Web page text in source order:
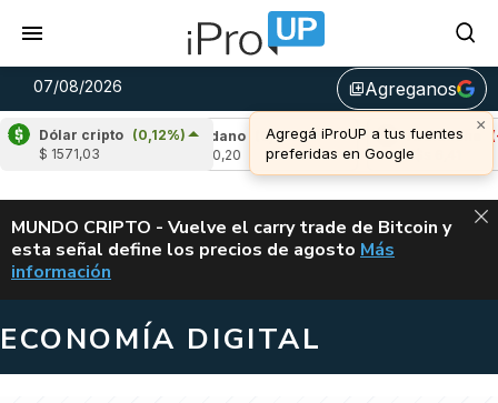
07/08/2026 library_addAgreganos
×
Agregá iProUP a tus fuentes
preferidas en Google
Dólar cripto (0,12%)
$ 1571,03
Cardano (6,39%)
Avalanche (-
u$s 6,41
ALERTA
MUNDO CRIPTO - Vuelve el carry trade de Bitcoin y
esta señal define los precios de agosto VUELVE EL
Más
información
ECONOMÍA DIGITAL